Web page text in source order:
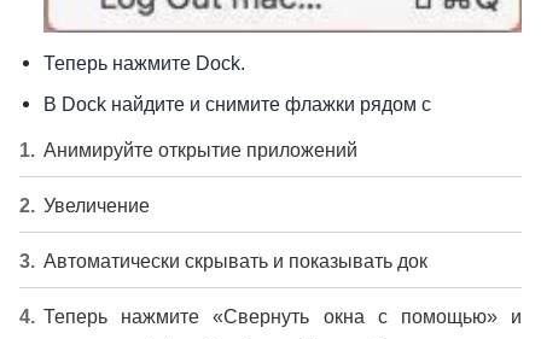
Теперь нажмите Dock.
В Dock найдите и снимите флажки рядом с
Анимируйте открытие приложений
Увеличение
Автоматически скрывать и показывать док
Теперь нажмите «Свернуть окна с помощью» и